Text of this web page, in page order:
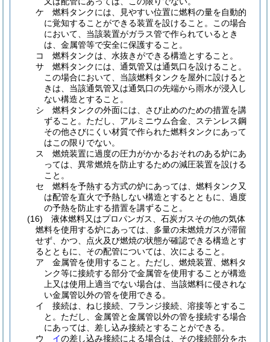
ケ
燃料タンクには、見やすい位置に燃料の量を自動的
に覚知することができる装置を設けること。
この場合
において、当該装置がガラス管で作られているとき
は、金属管等で安全に保護すること。
コ
燃料タンクは、水抜きができる構造とすること。
サ
燃料タンクには、通気管又は通気口を設けること。
この場合において、当該燃料タンクを屋外に設けると
きは、当該通気管又は通気口の先端から雨水が浸入し
ない構造とすること。
シ
燃料タンクの外面には、さび止めのための措置を講
ずること。 ただし、アルミニウム合金、ステンレス鋼
その他さびにくい材質で作られた燃料タンクにあって
はこの限りでない。
ス
燃焼装置に過度の圧力がかかるおそれのある炉にあ
っては、異常燃焼を防止するための減圧装置を設ける
こと。
セ
燃料を予熱する方式の炉にあっては、燃料タンク又
は配管を直火で予熱しない構造とするとともに、過度
の予熱を防止する措置を講ずること。
(16)
液体燃料又はプロパンガス、石炭ガスその他の気体
燃料を使用する炉にあっては、多量の未燃焼ガスが滞留
せず、かつ、点火及び燃焼の状態が確認できる構造とす
るとともに、その配管については、次によること。
ア
金属管を使用すること。 ただし、燃焼装置、燃料タ
ンク等に接続する部分で金属管を使用することが構造
上又は使用上適当でない場合は、当該燃料に侵されな
い金属管以外の管を使用できる。
イ
接続は、ねじ接続、フランジ接続、溶接等とするこ
と。 ただし、金属管と金属管以外の管を接続する場合
にあっては、差し込み接続とすることができる。
ウ
イの差し込み接続による場合は、その接続部分をホ